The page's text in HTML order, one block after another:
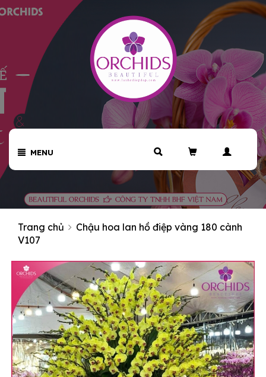
MENU
Trang chủ
Chậu hoa lan hồ điệp vàng 180 cành
V107